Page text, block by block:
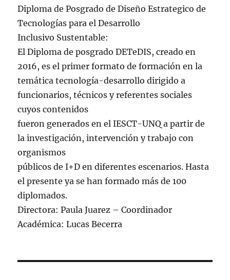
Diploma de Posgrado de Diseño Estrategico de
Tecnologías para el Desarrollo
Inclusivo Sustentable:
El Diploma de posgrado DETeDIS, creado en
2016, es el primer formato de formación en la
temática tecnología-desarrollo dirigido a
funcionarios, técnicos y referentes sociales
cuyos contenidos
fueron generados en el IESCT-UNQ a partir de
la investigación, intervención y trabajo con
organismos
públicos de I+D en diferentes escenarios. Hasta
el presente ya se han formado más de 100
diplomados.
Directora: Paula Juarez – Coordinador
Académica: Lucas Becerra